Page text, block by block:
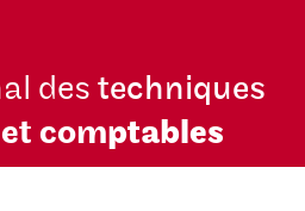
destechniques
comptables